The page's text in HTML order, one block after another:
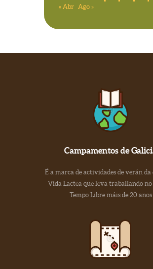
« Abr Ago »
Campamentos de
É a marca de actividades de verán da
Vida Lactea que leva traballando no
Tempo Libre máis de 20 anos